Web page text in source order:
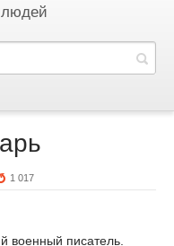
людей
1 017
военный писатель.